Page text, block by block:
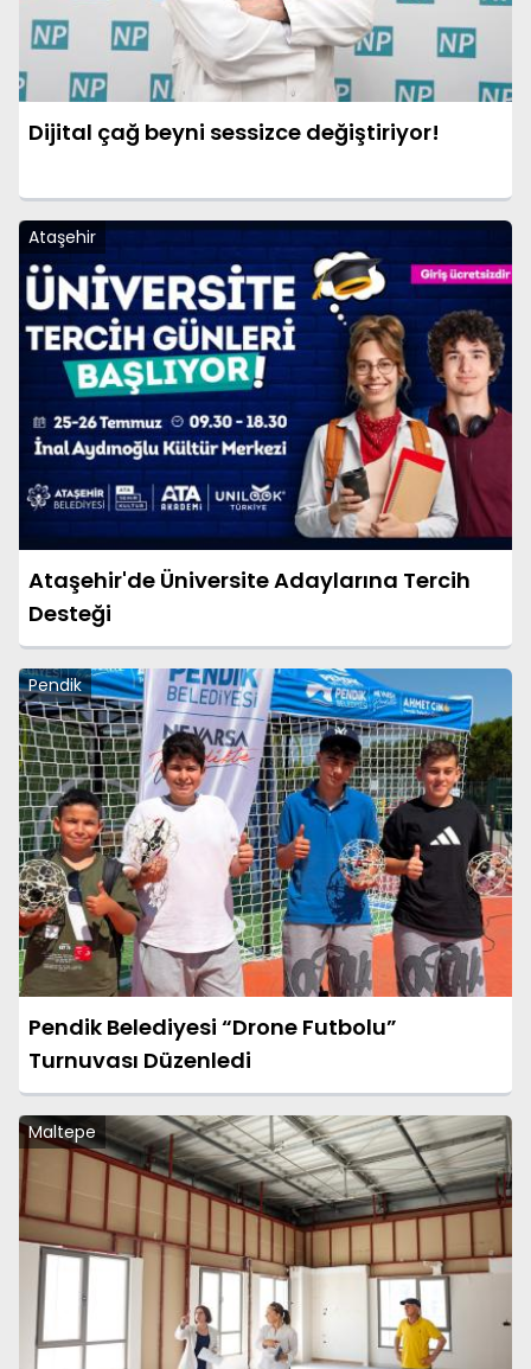
Dijital çağ beyni sessizce değiştiriyor!
Ataşehir
Ataşehir'de Üniversite Adaylarına Tercih
Desteği
Pendik
Pendik Belediyesi “Drone Futbolu”
Turnuvası Düzenledi
Maltepe